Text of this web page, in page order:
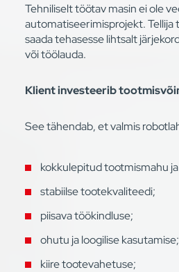
Tehniliselt töötav masin ei ole
automatiseerimisprojekt. Tellija
saada tehasesse lihtsalt
või töölauda.
Klient investeerib
See tähendab, et valmis
kokkulepitud tootmismahu
stabiilse tootekvaliteedi;
piisava töökindluse;
ohutu ja loogilise kasutamise;
kiire tootevahetuse;